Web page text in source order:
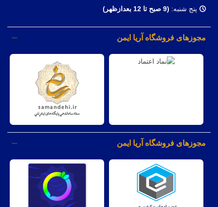
پنج شنبه: (9 صبح تا 12 بعدازظهر)
مجوزهای فروشگاه آریا ایمن
مجوزهای فروشگاه آریا ایمن